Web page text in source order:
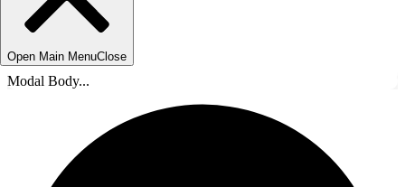
Open Main MenuClose
Modal Body...